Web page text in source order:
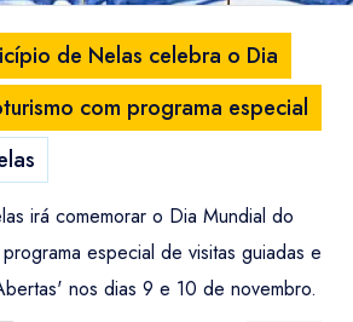
de Nelas celebra o Dia
com programa especial
irá comemorar o Dia Mundial do
especial de visitas guiadas e
nos dias 9 e 10 de novembro.